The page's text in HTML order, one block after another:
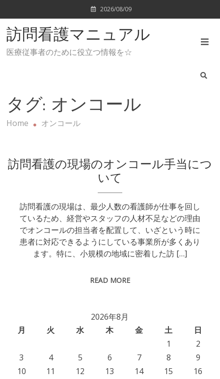
to
content
2026/08/09
訪問看護マニュアル
医療従事者のために役立つ情報を☆
タグ: オンコール
Home オンコール
訪問看護の現場のオンコール手当につ
いて
訪問看護の現場は、最少人数の看護師が仕事を回し
ているため、経営やスタッフの人材不足などの理由
でオンコールの担当者を配置して、いざという時に
患者に対応できるようにしている事業所が多くあり
ます。特に、小規模の地域に密着した訪 […]
READ MORE
2026年8月
月
火 水 木 金 土
日
1
2
3
4 5 6 7 8
9
10
11 12 13 14 15
16